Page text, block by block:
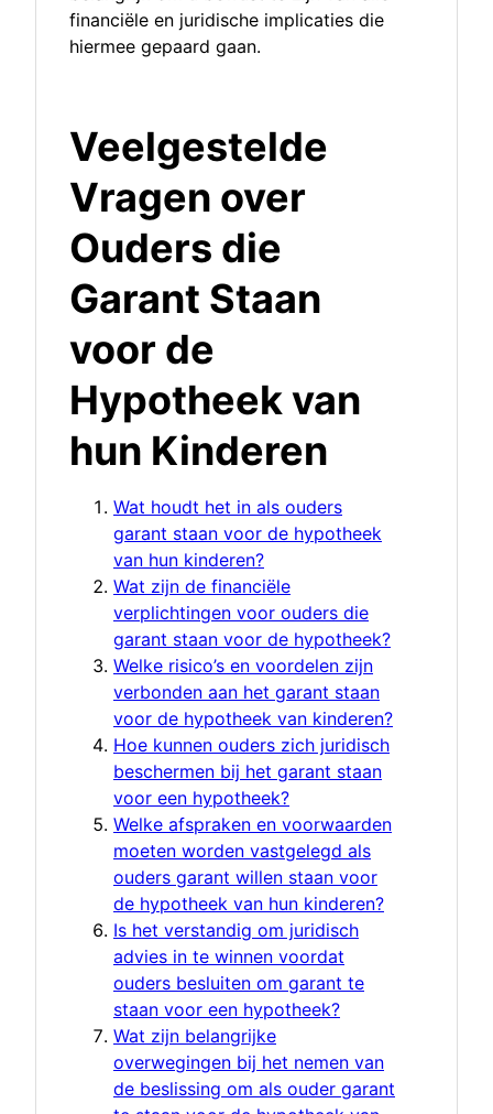
financiële en juridische implicaties die
hiermee gepaard gaan.
Veelgestelde
Vragen over
Ouders die
Garant Staan
voor de
Hypotheek van
hun Kinderen
Wat houdt het in als ouders
garant staan voor de hypotheek
van hun kinderen?
Wat zijn de financiële
verplichtingen voor ouders die
garant staan voor de hypotheek?
Welke risico’s en voordelen zijn
verbonden aan het garant staan
voor de hypotheek van kinderen?
Hoe kunnen ouders zich juridisch
beschermen bij het garant staan
voor een hypotheek?
Welke afspraken en voorwaarden
moeten worden vastgelegd als
ouders garant willen staan voor
de hypotheek van hun kinderen?
Is het verstandig om juridisch
advies in te winnen voordat
ouders besluiten om garant te
staan voor een hypotheek?
Wat zijn belangrijke
overwegingen bij het nemen van
de beslissing om als ouder garant